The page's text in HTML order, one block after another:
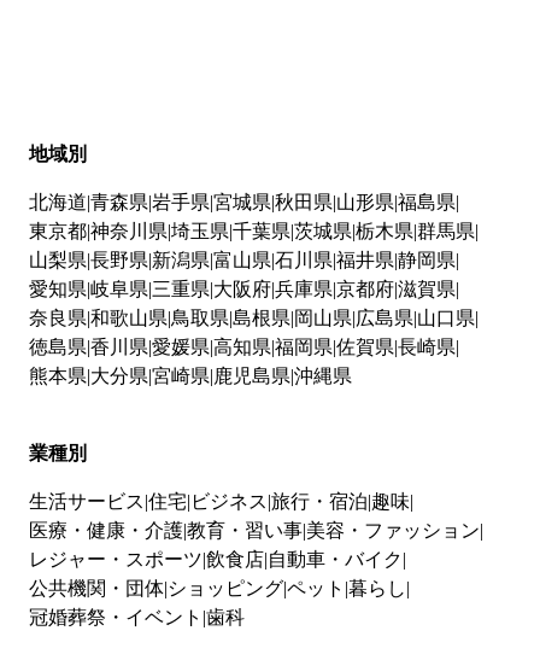
地域別
北海道 青森県 岩手県 宮城県 秋田県 山形県 福島県
東京都神奈川県 埼玉県 千葉県 茨城県 栃木県 群馬県
山梨県 長野県 新潟県 富山県 石川県 福井県 静岡県
愛知県 岐阜県 三重県 大阪府兵庫県 京都府滋賀県
奈良県 和歌山県 鳥取県 島根県 岡山県 広島県 山口県
徳島県 香川県 愛媛県 高知県 福岡県 佐賀県 長崎県
熊本県 大分県 宮崎県 鹿児島県 沖縄県
業種別
生活サービス 住宅 ビジネス 旅行・宿泊 趣味
医療・健康・介護教育・習い事 美容・ファッション
レジャー・スポーツ 飲食店 自動車・バイク
公共機関・団体 ショッピングペット 暮らし
冠婚葬祭・イベント 歯科